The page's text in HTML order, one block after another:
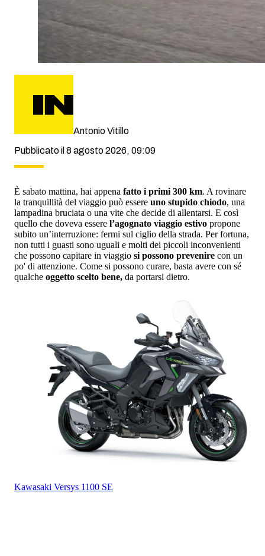
Antonio Vitillo
Pubblicato il 8 agosto 2026, 09:09
È sabato mattina, hai appena fatto i primi 300 km. A rovinare
la tranquillità del viaggio può essere uno stupido chiodo, una
lampadina bruciata o una vite che decide di allentarsi. E così
quello che doveva essere l’agognato viaggio estivo propone
subito un’interruzione: fermi sul ciglio della strada. Per fortuna,
non tutti i guasti sono uguali e molti dei piccoli inconvenienti
che possono capitare in viaggio si possono prevenire con un
po' di attenzione. Come si possono curare, basta avere con sé
qualche oggetto scelto bene, da portarsi dietro.
Kawasaki Versys 1100 SE